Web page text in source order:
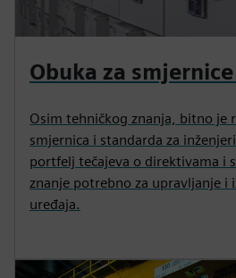
Obuka za
Osim tehničkog znanja, bitno je
smjernica i standarda za
portfelj tečajeva o direktivama i
znanje potrebno za upravljanje i
uređaja.